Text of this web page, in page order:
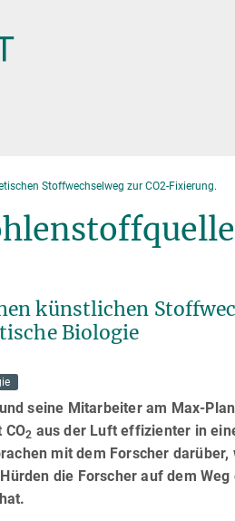
Stoffwechselweg zur CO2-Fixierung.
künstlichen
Biologie
seine Mitarbeiter am Max-
2 aus der Luft effizienter in
mit dem Forscher
die Forscher auf dem